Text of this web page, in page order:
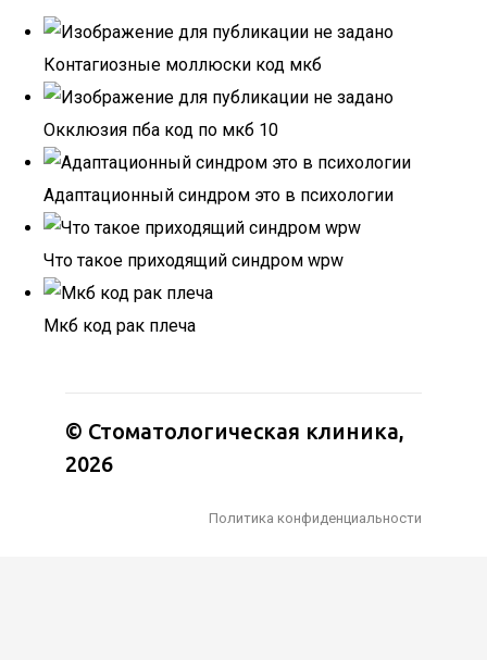
Контагиозные моллюски код мкб
Окклюзия пба код по мкб 10
Адаптационный синдром это в психологии
Что такое приходящий синдром wpw
Мкб код рак плеча
© Стоматологическая клиника,
2026
Политика конфиденциальности